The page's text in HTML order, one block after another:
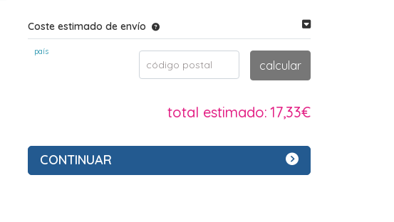
Coste estimado de envío
país
código postal calcular
total estimado: 17,33€
CONTINUAR